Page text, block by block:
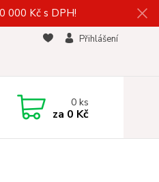
000 Kč s DPH!
Přihlášení
0ks
za 0 Kč